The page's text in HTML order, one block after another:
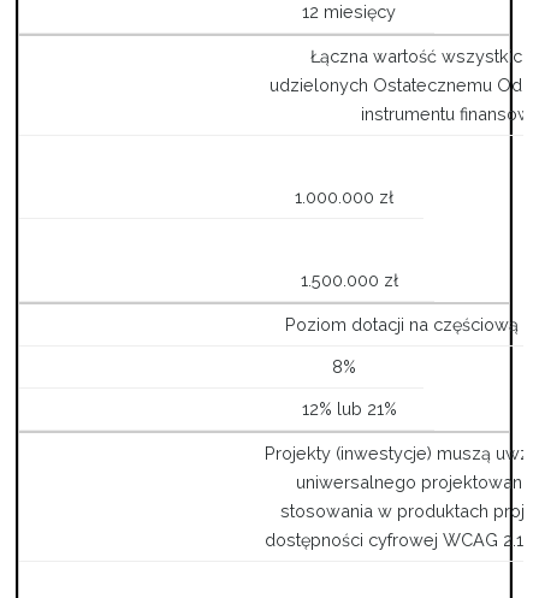
12 miesięcy
Łączna wartość wszystkich
udzielonych Ostatecznemu
instrumentu
1.000.000 zł
1.500.000 zł
Poziom dotacji na częściową
8%
12% lub 21%
Projekty (inwestycje) muszą
uniwersalnego
stosowania w produktach
dostępności cyfrowej WCAG 2.1.